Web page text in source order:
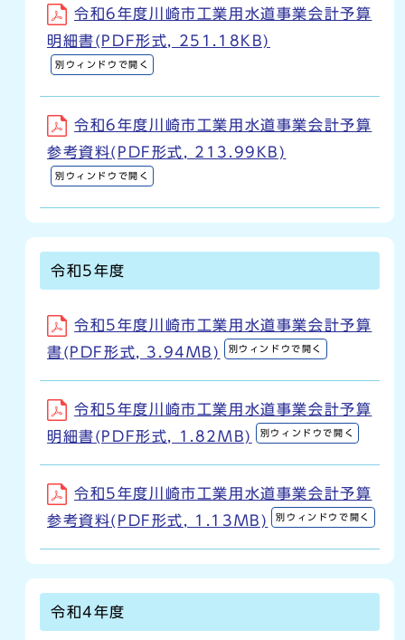
令和6年度川崎市工業用水道事業会計予算
明細書(PDF形式, 251.18KB)
別ウィンドウで開く
令和6年度川崎市工業用水道事業会計予算
参考資料(PDF形式, 213.99KB)
別ウィンドウで開く
令和5年度
令和5年度川崎市工業用水道事業会計予算
書(PDF形式, 3.94MB)
別ウィンドウで開く
令和5年度川崎市工業用水道事業会計予算
明細書(PDF形式, 1.82MB)
別ウィンドウで開く
令和5年度川崎市工業用水道事業会計予算
参考資料(PDF形式, 1.13MB)
別ウィンドウで開く
令和4年度